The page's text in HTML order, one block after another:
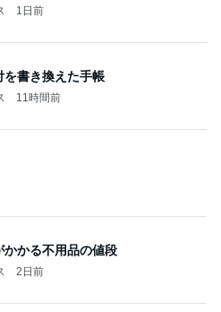
1日前
を書き換えた手帳
11時間前
かかる不用品の値段
2日前